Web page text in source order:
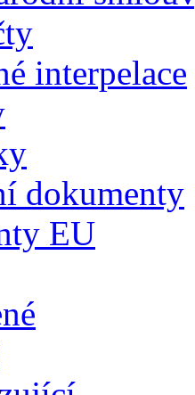
interpelace
dokumenty
EU